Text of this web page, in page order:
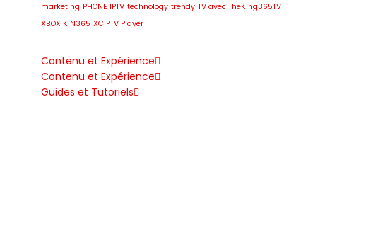
marketing PHONE IPTV technology trendy TV avec TheKing365TV
XBOX KIN365 XCIPTV Player
Contenu et Expérience
Contenu et Expérience
Guides et Tutoriels